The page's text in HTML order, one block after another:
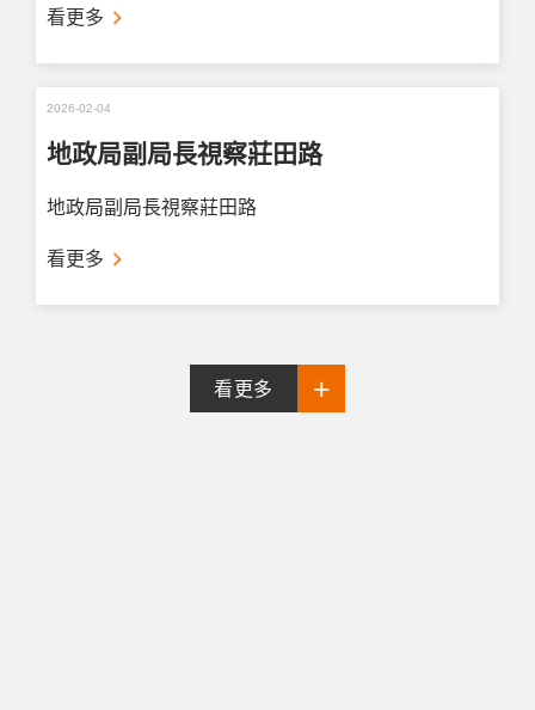
看更多
2026-02-04
地政局副局長視察莊田路
地政局副局長視察莊田路
看更多
看更多